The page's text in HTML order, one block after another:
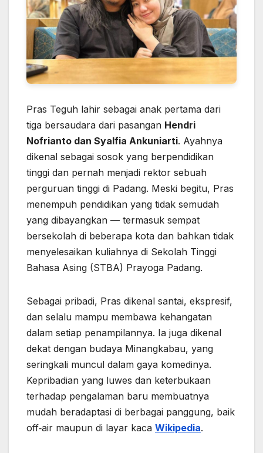
Pras Teguh lahir sebagai anak pertama dari
tiga bersaudara dari pasangan Hendri
Nofrianto dan Syalfia Ankuniarti. Ayahnya
dikenal sebagai sosok yang berpendidikan
tinggi dan pernah menjadi rektor sebuah
perguruan tinggi di Padang. Meski begitu, Pras
menempuh pendidikan yang tidak semudah
yang dibayangkan — termasuk sempat
bersekolah di beberapa kota dan bahkan tidak
menyelesaikan kuliahnya di Sekolah Tinggi
Bahasa Asing (STBA) Prayoga Padang.
Sebagai pribadi, Pras dikenal santai, ekspresif,
dan selalu mampu membawa kehangatan
dalam setiap penampilannya. Ia juga dikenal
dekat dengan budaya Minangkabau, yang
seringkali muncul dalam gaya komedinya.
Kepribadian yang luwes dan keterbukaan
terhadap pengalaman baru membuatnya
mudah beradaptasi di berbagai panggung, baik
off‑air maupun di layar kaca Wikipedia.